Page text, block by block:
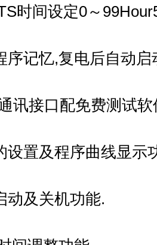
时间设定0～
记忆,复电后自动启
讯接口配免费测试软
置及程序曲线显示
及关机功能.